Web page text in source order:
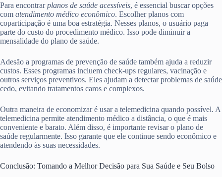
Para encontrarplanos de saúde acessíveis, é essencial buscar opções
com atendimento médico econômico. Escolher planos com
coparticipação é uma boa estratégia. Nesses planos, o usuário paga
parte do custo do procedimento médico. Isso pode diminuir a
mensalidade do plano de saúde.
Adesão a programas de prevenção de saúde também ajuda a reduzir
custos. Esses programas incluem check-ups regulares, vacinação e
outros serviços preventivos. Eles ajudam a detectar problemas de saúde
cedo, evitando tratamentos caros e complexos.
Outra maneira de economizar é usar a telemedicina quando possível. A
telemedicina permite atendimento médico a distância, o que é mais
conveniente e barato. Além disso, é importante revisar o plano de
saúde regularmente. Isso garante que ele continue sendo econômico e
atendendo às suas necessidades.
Conclusão: Tomando a Melhor Decisão para Sua Saúde e Seu Bolso